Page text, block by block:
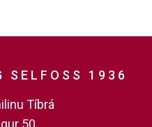
SELFOSS 1936
Tíbrá
50